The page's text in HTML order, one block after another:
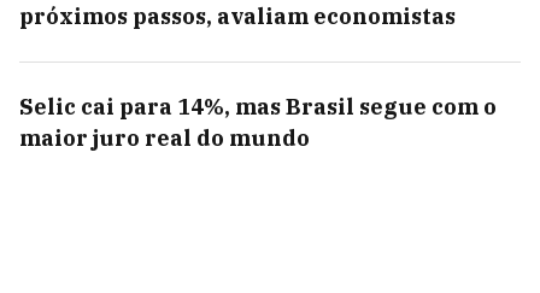
próximos passos, avaliam economistas
Selic cai para 14%, mas Brasil segue com o
maior juro real do mundo